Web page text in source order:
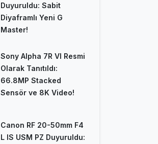
Duyuruldu: Sabit
Diyaframlı Yeni G
Master!
Sony Alpha 7R VI Resmi
Olarak Tanıtıldı:
66.8MP Stacked
Sensör ve 8K Video!
Canon RF 20-50mm F4
L IS USM PZ Duyuruldu: